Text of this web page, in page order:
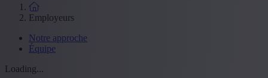
Employeurs
Notre approche
Équipe
Loading...